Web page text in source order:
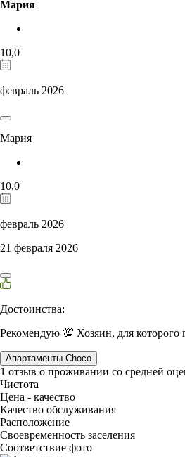
Мария
10,0
февраль 2026
Мария
10,0
февраль 2026
21 февраля 2026
Достоинства:
Рекомендую 💯 Хозяин, для которого
Апартаменты Choco
1 отзыв о проживании со средней
Чистота
Цена - качество
Качество обслуживания
Расположение
Своевременность заселения
Соответствие фото